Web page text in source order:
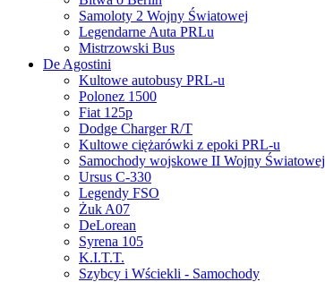
Samoloty 2 Wojny Światowej
Legendarne Auta PRLu
Mistrzowski Bus
De Agostini
Kultowe autobusy PRL-u
Polonez 1500
Fiat 125p
Dodge Charger R/T
Kultowe ciężarówki z epoki PRL-u
Samochody wojskowe II Wojny Światowej
Ursus C-330
Legendy FSO
Żuk A07
DeLorean
Syrena 105
K.I.T.T.
Szybcy i Wściekli - Samochody